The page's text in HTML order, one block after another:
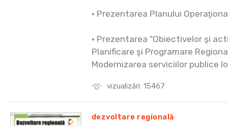
vizualizări: 15467
· Prezentarea Planului
· Prezentarea "Obiectivelor şi
Planificare şi Programare
Modernizarea serviciilor publice
dezvoltare regională